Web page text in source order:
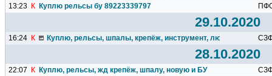
13:23 К Куплю рельсы бу 89223339797
29.10.2020
16:24 К Куплю, рельсы, шпалы, крепёж, инструмент, любые жд
28.10.2020
22:07 К Куплю, рельсы, жд крепёж, шпалу, новую и БУ